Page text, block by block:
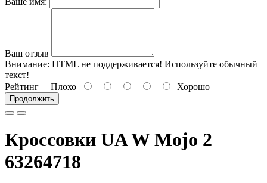
Ваш отзыв
Внимание: HTML не поддерживается! Используйте обычный
текст!
Рейтинг Плохо Хорошо
Продолжить
Кроссовки UA W Mojo 2
63264718